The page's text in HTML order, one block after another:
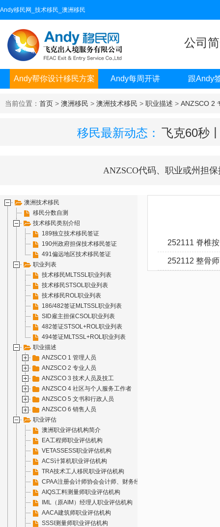
Andy移民网_技术移民_澳洲移民
公司
Andy帮你设计移民方案 Andy每周开讲 跟Andy
当前位置： 首页 > 澳洲移民 > 澳洲技术移民 > 职业描述 > ANZSCO 2
移民最新动态： 飞克60秒
ANZSCO代码、职业或州担保
澳洲技术移民
移民分数自测
技术移民类别介绍
189独立技术移民签证
190州政府担保技术移民签证
491偏远地区技术移民签证
职业列表
技术移民MLTSSL职业列表
技术移民STSOL职业列表
技术移民ROL职业列表
186/482签证MLTSSL职业列表
SID雇主担保CSOL职业列表
482签证STSOL+ROL职业列表
494签证MLTSSL+ROL职业列表
职业描述
ANZSCO 1 管理人员
ANZSCO 2 专业人员
ANZSCO 3 技术人员及技工
ANZSCO 4 社区与个人服务工作者
ANZSCO 5 文书和行政人员
ANZSCO 6 销售人员
职业评估
澳洲职业评估机构简介
EA工程师职业评估机构
VETASSESS职业评估机构
ACS计算机职业评估机构
TRA技术工人移民职业评估机构
CPAA注册会计师协会会计师、财务经理职业评估机构
AIQS工料测量师职业评估机构
IML（原AIM）经理人职业评估机构
AACA建筑师职业评估机构
SSSI测量师职业评估机构
252111 脊椎
252112 整骨